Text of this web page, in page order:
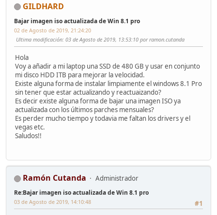
GILDHARD
Bajar imagen iso actualizada de Win 8.1 pro
02 de Agosto de 2019, 21:24:20
Ultima modificación: 03 de Agosto de 2019, 13:53:10 por ramon.cutanda
Hola
Voy a añadir a mi laptop una SSD de 480 GB y usar en conjunto
mi disco HDD ITB para mejorar la velocidad.
Existe alguna forma de instalar limpiamente el windows 8.1 Pro
sin tener que estar actualizando y reactuaizando?
Es decir existe alguna forma de bajar una imagen ISO ya
actualizada con los últimos parches mensuales?
Es perder mucho tiempo y todavia me faltan los drivers y el
vegas etc.
Saludos!!
Ramón Cutanda Administrador
Re:Bajar imagen iso actualizada de Win 8.1 pro
#1
03 de Agosto de 2019, 14:10:48